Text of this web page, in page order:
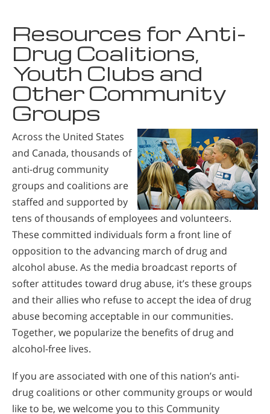
Resources for Anti-
Drug Coalitions,
Youth Clubs and
Other Community
Groups
Across the United States
and Canada, thousands of
anti-drug community
groups and coalitions are
staffed and supported by
tens of thousands of employees and volunteers.
These committed individuals form a front line of
opposition to the advancing march of drug and
alcohol abuse. As the media broadcast reports of
softer attitudes toward drug abuse, it’s these groups
and their allies who refuse to accept the idea of drug
abuse becoming acceptable in our communities.
Together, we popularize the benefits of drug and
alcohol-free lives.
If you are associated with one of this nation’s anti-
drug coalitions or other community groups or would
like to be, we welcome you to this Community